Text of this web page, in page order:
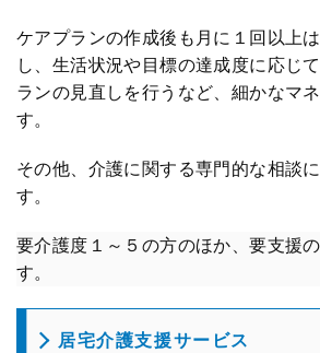
ケアプランの作成後も月に１回以上
し、生活状況や目標の達成度に応じ
ランの見直しを行うなど、細かなマ
す。
その他、介護に関する専門的な相談
す。
要介護度１～５の方のほか、要支援
す。
居宅介護支援サービス